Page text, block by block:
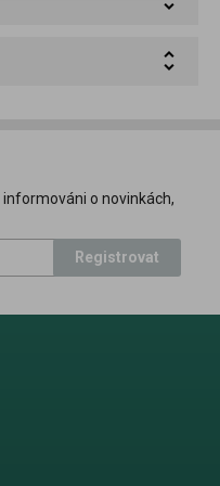
o novinkách,
Registrovat